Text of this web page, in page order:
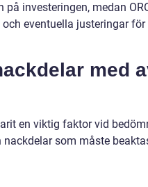
investeringen, medan
eventuella justeringar
med
en viktig faktor vid
som måste